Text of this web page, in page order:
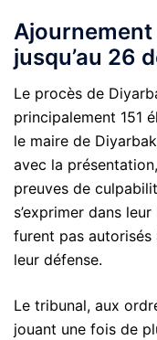
Ajournement
jusqu’au 26
Le procès de
principalement 151
le maire de
avec la
preuves de
s’exprimer dans
furent pas
leur défense.
Le tribunal, aux
jouant une fois de